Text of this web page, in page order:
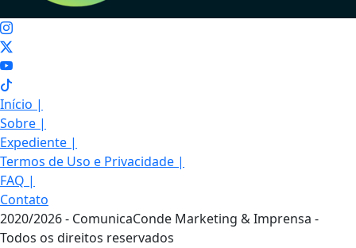
Início |
Sobre |
Expediente |
Termos de Uso e Privacidade |
FAQ |
Contato
2020/2026 - ComunicaConde Marketing & Imprensa -
Todos os direitos reservados